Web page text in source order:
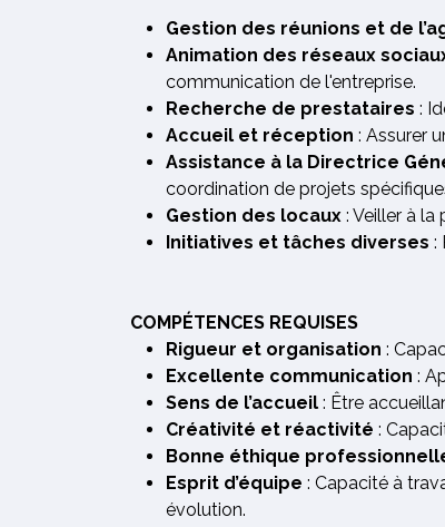
Gestion des réunions et de
Animation des réseaux
communication de l'entreprise.
Recherche de prestataires :
Accueil et réception : Assurer
Assistance à la Directrice
coordination de projets
Gestion des locaux : Veiller à
Initiatives et tâches diverses :
COMPÉTENCES REQUISES
Rigueur et organisation :
Excellente communication :
Sens de l’accueil : Être
Créativité et réactivité :
Bonne éthique
Esprit d’équipe : Capacité à
évolution.